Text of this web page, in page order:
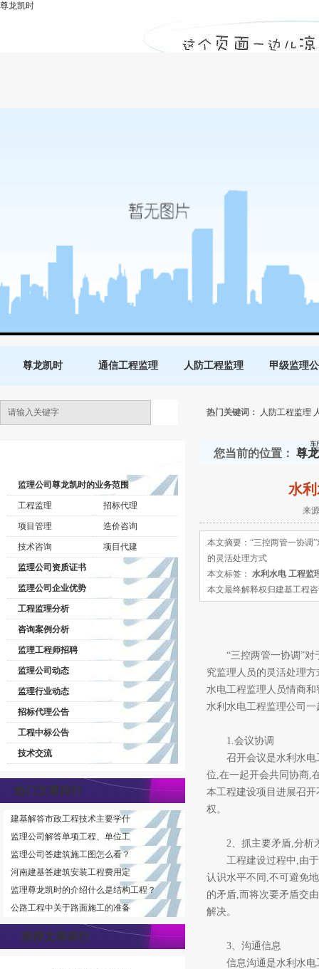
水利水电工程监理公司对工程监理工作协
尊龙凯时
尊龙凯时 通信工程监理 人防工程监理 甲级监理
热门关键词： 人防工程监理
监理公司尊龙凯时的业务范围
工程监理 招标代理
项目管理 造价咨询
技术咨询 项目代建
监理公司资质证书
监理公司企业优势
工程监理分析
咨询案例分析
监理工程师招聘
监理公司动态
监理行业动态
招标代理公告
工程中标公告
技术交流
热门文章排行
建基解答市政工程技术主要学什
监理公司解答单项工程、单位工
监理公司答建筑施工图怎么看？
河南建基答建筑安装工程费用定
监理尊龙凯时的介绍什么是结构工程？
公路工程中关于路面施工的准备
推荐文章排行
您当前的位置： 尊
水
来
本文摘要：“三控两管一协调
的灵活处理方式
本文标签： 水利水电 工程监
本文最终解释权归建基工程咨
“三控两管一协调”对于
究监理人员的灵活处理
水电工程监理人员情商
水利水电工程监理公司
1.会议协调
召开会议是水利水电工
位,在一起开会共同协商,
本工程建设项目进展召
权。
2、抓主要矛盾,分析
工程建设过程中,由于
认识水平不同,不可避免
的矛盾,而将次要矛盾交
解决。
3、沟通信息
信息沟通是水利水电工